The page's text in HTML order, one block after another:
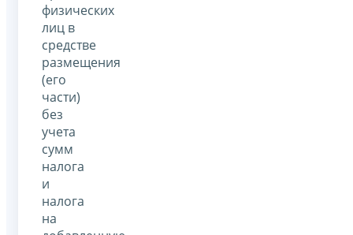
физических
лиц в
средстве
размещения
(его
части)
без
учета
сумм
налога
и
налога
на